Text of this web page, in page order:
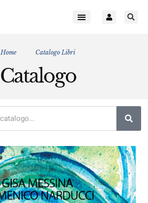
Home Catalogo Libri
Catalogo